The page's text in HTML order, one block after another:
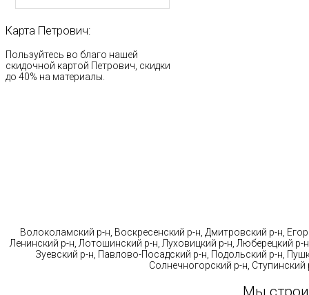
Карта Петрович:
Пользуйтесь во благо нашей
скидочной картой Петрович, скидки
до 40% на материалы.
Волоколамский р-н, Воскресенский р-н, Дмитровский р-н,
Ленинский р-н, Лотошинский р-н, Луховицкий р-н, Люберецкий
Зуевский р-н, Павлово-Посадский р-н, Подольский р-н,
Солнечногорский р-н,
Мы